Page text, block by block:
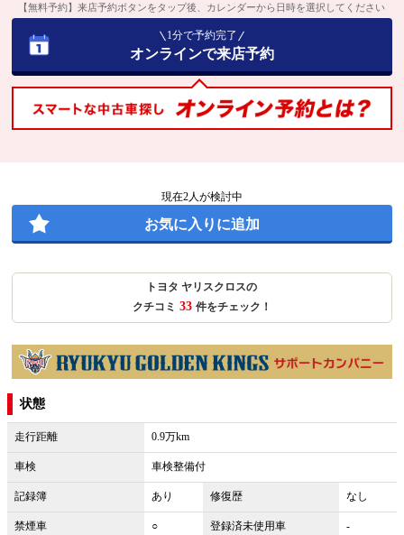
【無料予約】来店予約ボタンをタップ後、カレンダーから日時を選択してください
1分で予約完了
オンラインで来店予約
現在2人が検討中
お気に入りに追加
トヨタ ヤリスクロスの
クチコミ 33 件をチェック！
状態
走行距離 0.9万km
車検 車検整備付
記録簿 あり 修復歴 なし
禁煙車 ○ 登録済未使用車 -